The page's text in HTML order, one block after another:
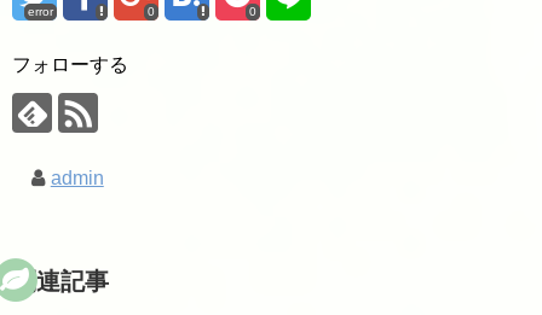
error 0 0
フォローする
admin
関連記事